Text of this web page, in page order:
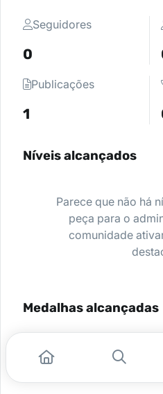
Seguidores
0
Publicações
1
Níveis alcançados
Parece que não há
peça para o
comunidade
Medalhas alcançadas
Nenhuma